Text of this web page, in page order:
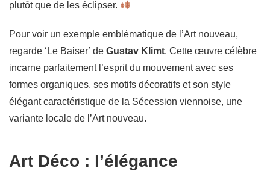
plutôt que de les éclipser.
Pour voir un exemple emblématique de l’Art nouveau,
regarde ‘Le Baiser’ de Gustav Klimt. Cette œuvre célèbre
incarne parfaitement l’esprit du mouvement avec ses
formes organiques, ses motifs décoratifs et son style
élégant caractéristique de la Sécession viennoise, une
variante locale de l’Art nouveau.
Art Déco : l’élégance